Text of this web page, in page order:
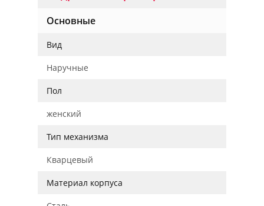
Основные
Вид
Наручные
Пол
женский
Тип механизма
Кварцевый
Материал корпуса